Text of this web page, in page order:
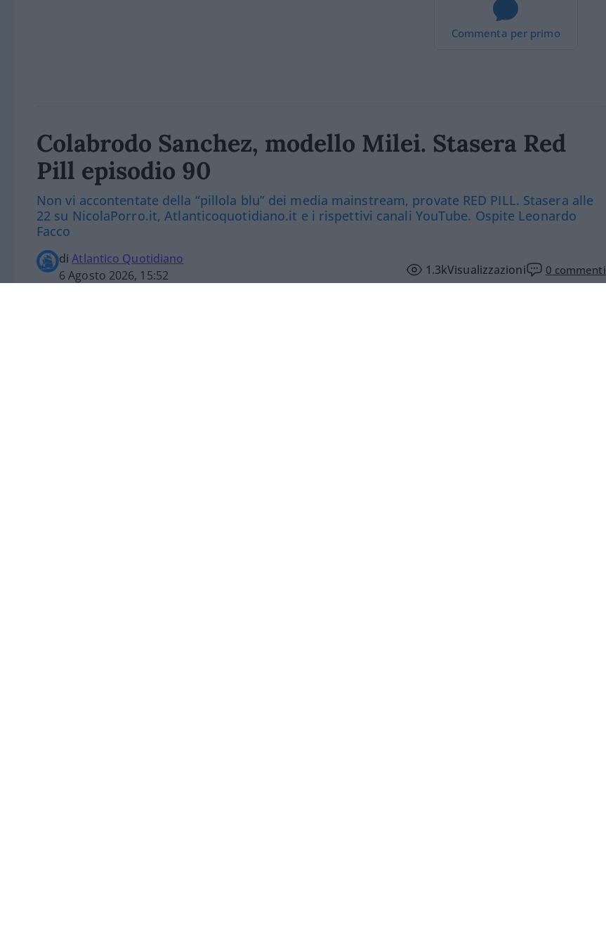
Commenta per primo
Colabrodo Sanchez, modello Milei. Stasera Red
Pill episodio 90
Non vi accontentate della “pillola blu” dei media mainstream, provate RED PILL. Stasera alle
22 su NicolaPorro.it, Atlanticoquotidiano.it e i rispettivi canali YouTube. Ospite Leonardo
Facco
diAtlantico Quotidiano
6 Agosto 2026, 15:52
1.3kVisualizzazioni 0 commenti